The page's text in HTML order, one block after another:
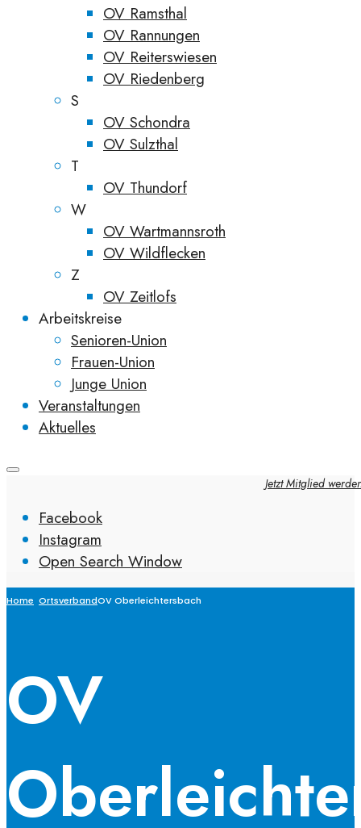
OV Ramsthal
OV Rannungen
OV Reiterswiesen
OV Riedenberg
S
OV Schondra
OV Sulzthal
T
OV Thundorf
W
OV Wartmannsroth
OV Wildflecken
Z
OV Zeitlofs
Arbeitskreise
Senioren-Union
Frauen-Union
Junge Union
Veranstaltungen
Aktuelles
Jetzt Mitglied
Facebook
Instagram
Open Search Window
Home OrtsverbandOV Oberleichtersbach
OV